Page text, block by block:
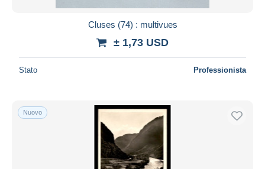
Cluses (74) : multivues
± 1,73 USD
Stato Professionista
Nuovo